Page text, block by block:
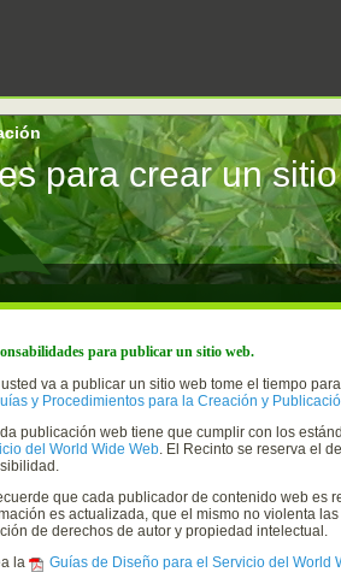
para crear un
para publicar un sitio web.
usted va a publicar un sitio web tome el tiempo
y Procedimientos para la Creación y
publicación web tiene que cumplir con los
del World Wide Web. El Recinto se reserva el
que cada publicador de contenido web es
es actualizada, que el mismo no violenta
de derechos de autor y propiedad intelectual.
la
Guías de Diseño para el Servicio del World